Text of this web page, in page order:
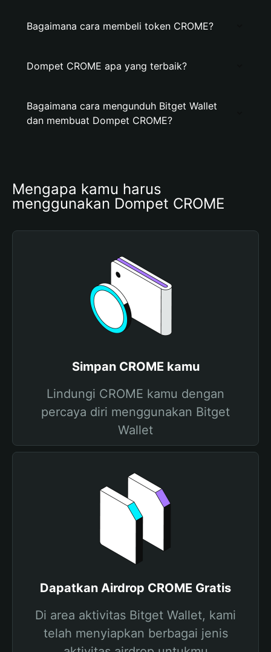
Bagaimana cara membeli token CROME?
Dompet CROME apa yang terbaik?
Bagaimana cara mengunduh Bitget Wallet
dan membuat Dompet CROME?
Mengapa kamu harus
menggunakan Dompet CROME
Simpan CROME kamu
Lindungi CROME kamu dengan
percaya diri menggunakan Bitget
Wallet
Dapatkan Airdrop CROME Gratis
Di area aktivitas Bitget Wallet, kami
telah menyiapkan berbagai jenis